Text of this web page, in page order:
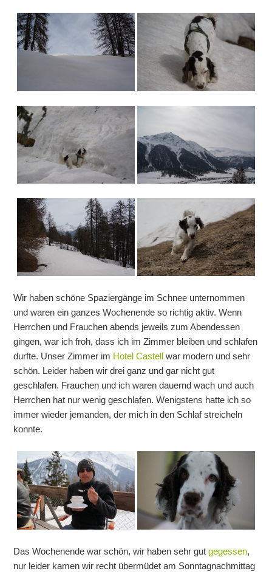
Wir haben schöne Spaziergänge im Schnee unternommen
und waren ein ganzes Wochenende so richtig aktiv. Wenn
Herrchen und Frauchen abends jeweils zum Abendessen
gingen, war ich froh, dass ich im Zimmer bleiben und schlafen
durfte. Unser Zimmer im Hotel Castell war modern und sehr
schön. Leider haben wir drei ganz und gar nicht gut
geschlafen. Frauchen und ich waren dauernd wach und auch
Herrchen hat nur wenig geschlafen. Wenigstens hatte ich so
immer wieder jemanden, der mich in den Schlaf streicheln
konnte.
Das Wochenende war schön, wir haben sehr gutgegessen,
nur leider kamen wir recht übermüdet am Sonntagnachmittag